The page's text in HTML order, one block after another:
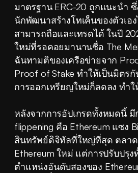
มาตรฐาน ERC-20 ถูกแนะนำ
นักพัฒนาสร้างโทเค็นของตัวเอ
สามารถถือและเทรดได้ ในปี
ใหม่ที่รอคอยมานานชื่อ The
ฉันทามติของเครือข่ายจาก
Proof of Stake ทำให้เป็นมิตร
การออกเหรียญใหม่ก็ลดลง ทำใ
หลังจากการอัปเกรดทั้งหมดนี้ มี
flippening คือ Ethereum แซง
สินทรัพย์ดิจิทัลที่ใหญ่ที่สุด ตลาด
Ethereum ใหม่ แต่การปรับปรุง
ตำแหน่งอันดับสองของ